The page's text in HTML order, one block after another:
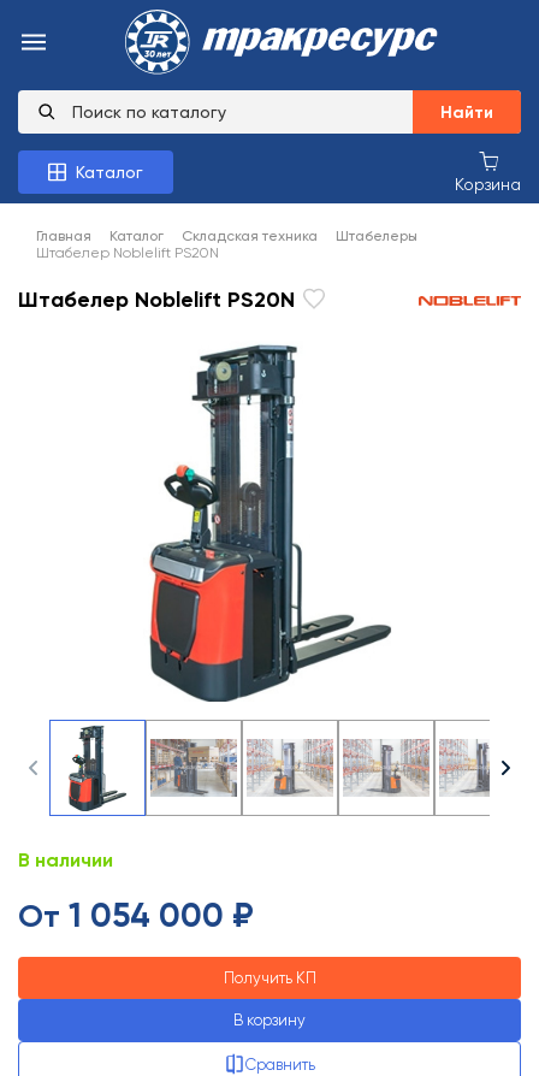
Найти
Каталог
Корзина
Главная Каталог Складская техника
Штабелеры
Штабелер Noblelift PS20N
Штабелер Noblelift PS20N
В наличии
От 1 054 000 ₽
Получить КП
В корзину
Сравнить